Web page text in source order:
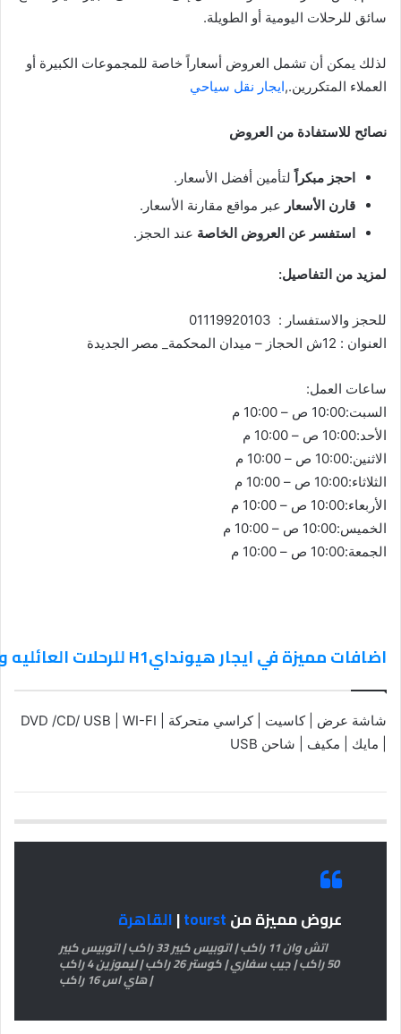
سائق للرحلات اليومية أو الطويلة.
لذلك يمكن أن تشمل العروض أسعاراً خاصة للمجموعات الكبيرة أو
العملاء المتكررين.,ايجار نقل سياحي
نصائح للاستفادة من العروض
احجز مبكراًلتأمين أفضل الأسعار.
قارن الأسعار عبر مواقع مقارنة الأسعار.
استفسر عن العروض الخاصة عند الحجز.
لمزيد من التفاصيل:
للحجز والاستفسار : 01119920103
العنوان : 12ش الحجاز – ميدان المحكمة_ مصر الجديدة
ساعات العمل:
السبت:10:00 ص – 10:00 م
الأحد:10:00 ص – 10:00 م
الاثنين:10:00 ص – 10:00 م
الثلاثاء:10:00 ص – 10:00 م
الأربعاء:10:00 ص – 10:00 م
الخميس:10:00 ص – 10:00 م
الجمعة:10:00 ص – 10:00 م
اضافات مميزة في ايجار هيوندايH1 للرحلات العائليه والسفر
شاشة عرض | كاسيت | كراسي متحركة | DVD /CD/ USB | WI-FI
| مايك | مكيف | شاحن USB
عروض مميزة منtourst
|القاهرة
اتش وان 11 راكب | اتوبيس كبير 33 راكب | اتوبيس كبير
50 راكب | جيب سفاري | كوستر 26 راكب | ليموزين 4 راكب
| هاي اس 16 راكب